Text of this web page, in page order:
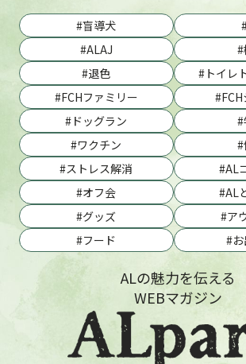
盲導犬
ALAJ
退色
トイレ
FCHファミリー
ドッグラン
ワクチン
ストレス解消
AL
オフ会
AL
グッズ
ア
フード
お
ALの魅力を伝える
WEBマガジン